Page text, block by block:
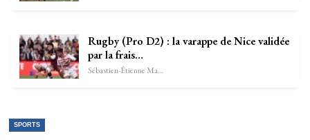
Rugby (Pro D2) : la varappe de Nice validée
par la frais…
Sébastien-Étienne Marechal
SPORTS